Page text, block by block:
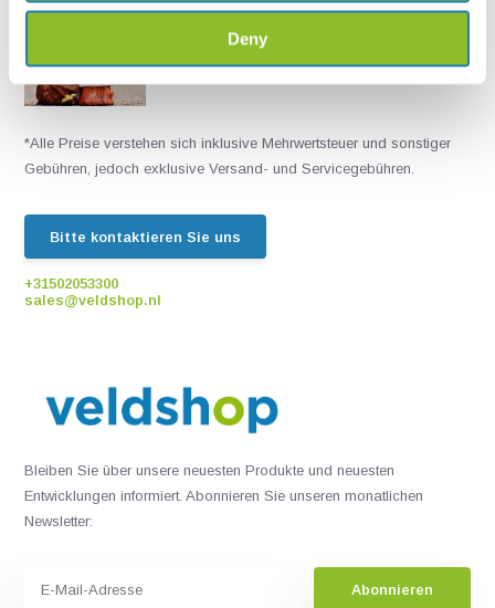
Deny
Live chat
*Alle Preise verstehen sich inklusive Mehrwertsteuer und sonstiger
Gebühren, jedoch exklusive Versand- und Servicegebühren.
Bitte kontaktieren Sie uns
+31502053300
sales@veldshop.nl
Bleiben Sie über unsere neuesten Produkte und neuesten
Entwicklungen informiert. Abonnieren Sie unseren monatlichen
Newsletter:
Abonnieren